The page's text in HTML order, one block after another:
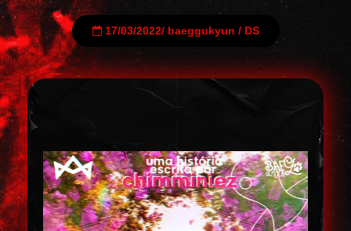
17/03/2022/ baeggukyun / DS